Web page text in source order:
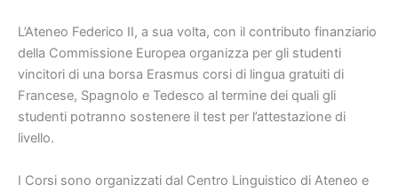
L’Ateneo Federico II, a sua volta, con il contributo finanziario
della Commissione Europea organizza per gli studenti
vincitori di una borsa Erasmus corsi di lingua gratuiti di
Francese, Spagnolo e Tedesco al termine dei quali gli
studenti potranno sostenere il test per l’attestazione di
livello.
I Corsi sono organizzati dal Centro Linguistico di Ateneo e